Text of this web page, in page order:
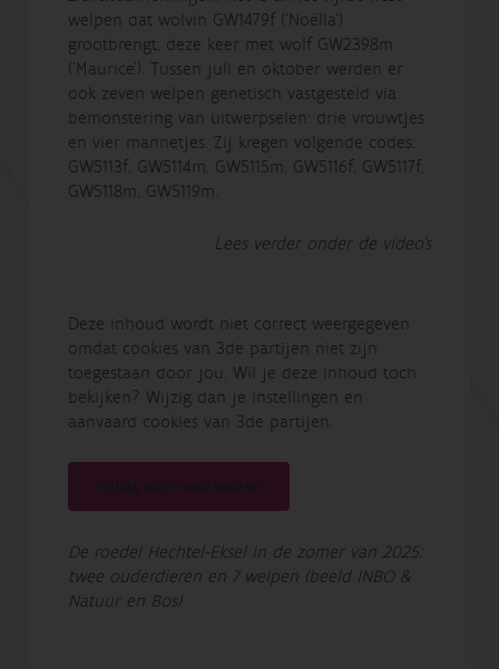
welpen dat wolvin GW1479f (‘Noëlla’)
grootbrengt, deze keer met wolf GW2398m
(‘Maurice’). Tussen juli en oktober werden er
ook zeven welpen genetisch vastgesteld via
bemonstering van uitwerpselen: drie vrouwtjes
en vier mannetjes. Zij kregen volgende codes:
GW5113f, GW5114m, GW5115m, GW5116f, GW5117f,
GW5118m, GW5119m.
Lees verder onder de video's
Deze inhoud wordt niet correct weergegeven
omdat cookies van 3de partijen niet zijn
toegestaan door jou. Wil je deze inhoud toch
bekijken? Wijzig dan je instellingen en
aanvaard cookies van 3de partijen.
De roedel Hechtel-Eksel in de zomer van 2025:
twee ouderdieren en 7 welpen (beeld INBO &
Natuur en Bos)